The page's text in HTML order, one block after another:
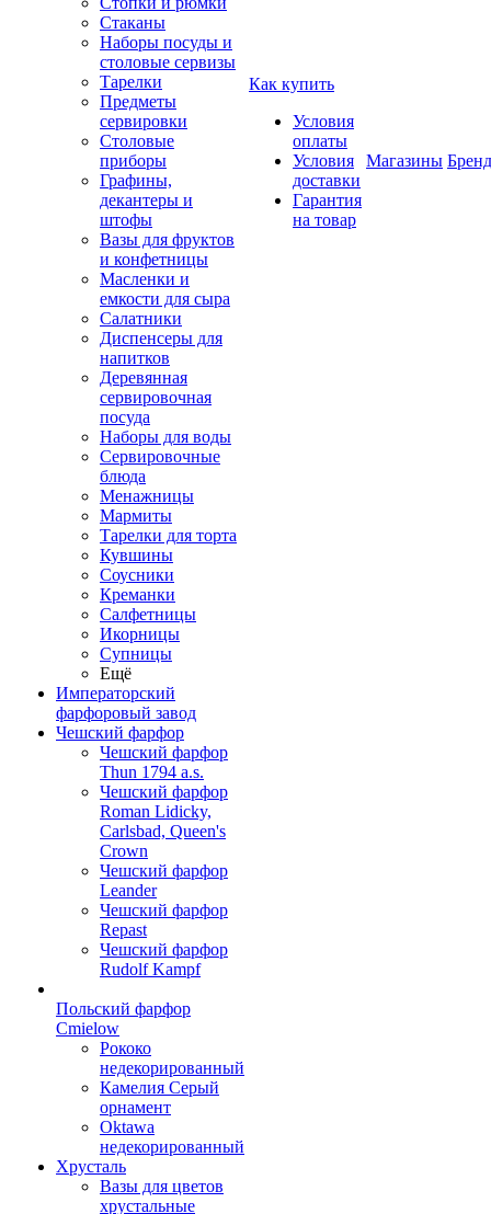
Стаканы
Наборы посуды и
столовые сервизы
Тарелки
Предметы
сервировки
Столовые
приборы
Графины,
декантеры и
штофы
Вазы для фруктов
и конфетницы
Масленки и
емкости для сыра
Салатники
Диспенсеры для
напитков
Деревянная
сервировочная
посуда
Наборы для воды
Сервировочные
блюда
Менажницы
Мармиты
Тарелки для торта
Кувшины
Соусники
Креманки
Салфетницы
Икорницы
Супницы
Ещё
Императорский
фарфоровый завод
Чешский фарфор
Чешский фарфор
Thun 1794 a.s.
Чешский фарфор
Roman Lidicky,
Carlsbad, Queen's
Crown
Чешский фарфор
Leander
Чешский фарфор
Repast
Чешский фарфор
Rudolf Kampf
Польский фарфор
Сmielow
Рококо
недекорированный
Камелия Серый
орнамент
Oktawa
недекорированный
Хрусталь
Вазы для цветов
хрустальные
Как купить
Условия
оплаты
Условия
доставки
Гарантия
на товар
Магазины